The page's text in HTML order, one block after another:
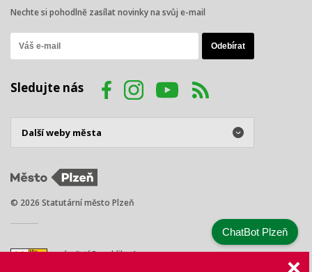
Nechte si pohodlně zasílat novinky na svůj e-mail
Sledujte nás
© 2026 Statutární město Plzeň
náměstí Republiky 1
ChatBot Plzeň